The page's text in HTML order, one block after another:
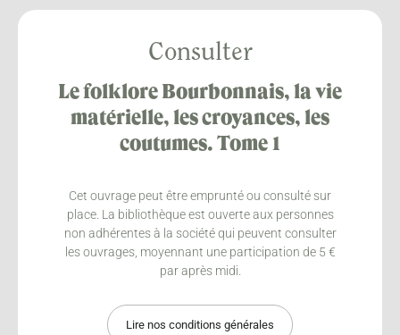
Consulter
Le folklore Bourbonnais, la vie
matérielle, les croyances, les
coutumes. Tome 1
Cet ouvrage peut être emprunté ou consulté sur
place. La bibliothèque est ouverte aux personnes
non adhérentes à la société qui peuvent consulter
les ouvrages, moyennant une participation de 5 €
par après midi.
Lire nos conditions générales